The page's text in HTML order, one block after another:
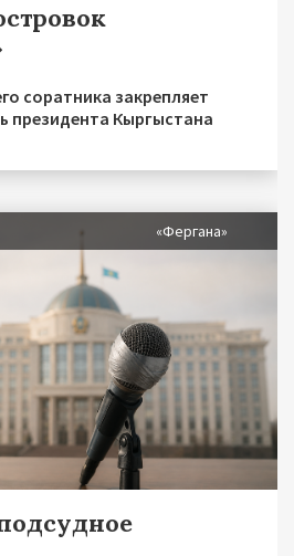
соратника закрепляет
президента Кыргыстана
«Фергана»